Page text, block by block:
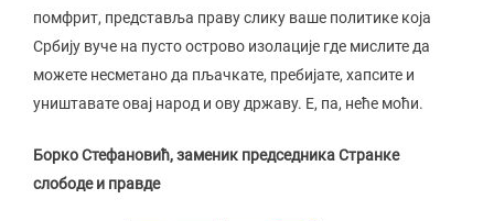
помфрит, представља праву слику ваше политике која
Србију вуче на пусто острово изолације где мислите да
можете несметано да пљачкате, пребијате, хапсите и
уништавате овај народ и ову државу. Е, па, неће моћи.
Борко Стефановић, заменик председника Странке
слободе и правде